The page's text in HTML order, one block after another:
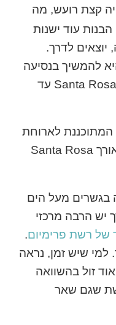
קצת רועש, מה
עוד ישנות
לדרך.
להמשיך בנסיעה
לאורך כביש החוף מ- Santa Rosa Beach עד
המתוכננת לארוחת
הבוקר. נוסעים על כביש 98 לאורך Santa Rosa
בגשרים מעל הים
יש הרבה מרכזי
של רשת פרימיום.
למי שיש זמן, נראה
זול בהשוואה
שגם שאר